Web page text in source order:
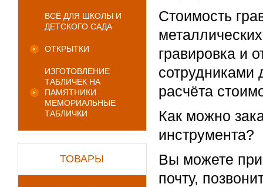
ВСЁ ДЛЯ ШКОЛЫ И
ДЕТСКОГО САДА
ОТКРЫТКИ
ИЗГОТОВЛЕНИЕ
ТАБЛИЧЕК НА
ПАМЯТНИКИ
МЕМОРИАЛЬНЫЕ
ТАБЛИЧКИ
ТОВАРЫ
Стоимость
гравировка и
сотрудниками
расчёта
Как можно
инструмента?
Вы можете
почту,